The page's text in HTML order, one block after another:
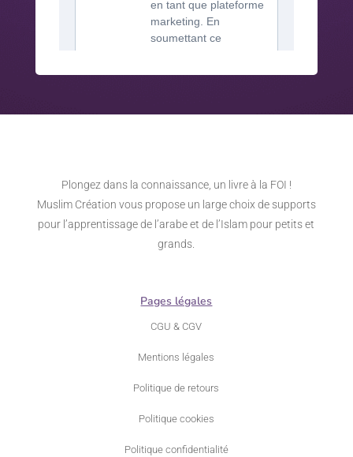
Plongez dans la connaissance, un livre à la FOI !
Muslim Création vous propose un large choix de supports
pour l’apprentissage de l’arabe et de l’Islam pour petits et
grands.
Pages légales
CGU & CGV
Mentions légales
Politique de retours
Politique cookies
Politique confidentialité